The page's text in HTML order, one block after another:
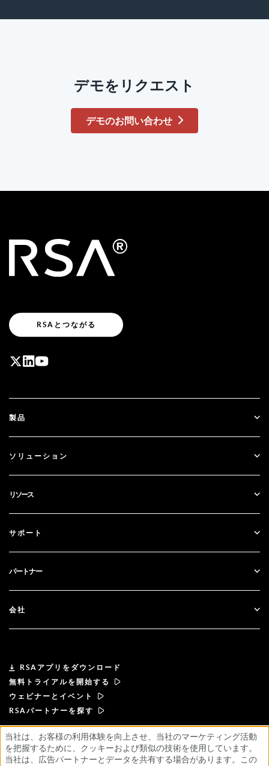
デモをリクエスト
デモのお問い合わせ
RSAとつながる
製品
SecurID
ソリューション
多要素認証
金融サービス
リソース
ブログ
ドキュメンテーション
サポート
カスタマー・サポート
パートナー
パートナーになる
会社
リーダーシップ
ニュース& プレス
リソース
採用情報
RSAアプリをダウンロード
無料トライアルを開始する
ウェビナーとイベント
RSAパートナーを探す
利用規約プライバシーポリシー標準契約書
サプライヤー・プリンシプル
当社は、お客様の利用体験を向上させ、当社のマーケティング活動
を把握するために、クッキーおよび類似の技術を使用しています。
当社は、広告パートナーとデータを共有する場合があります。この